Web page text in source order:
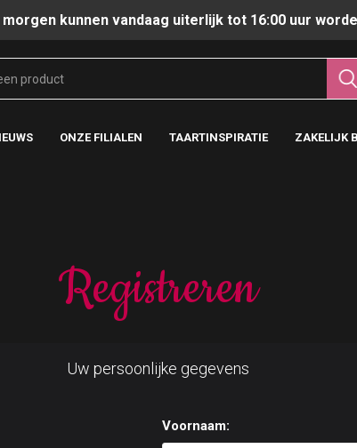
kunnen vandaag uiterlijk tot 16:00 uur
ONZE FILIALEN TAARTINSPIRATIE ZAKELIJK
Registreren
Uw persoonlijke gegevens
Voornaam: